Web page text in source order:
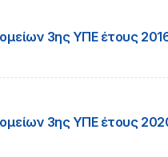
3ης ΥΠΕ έτους
3ης ΥΠΕ έτους